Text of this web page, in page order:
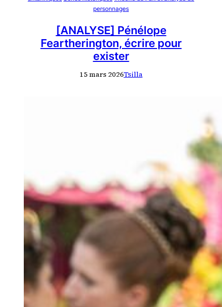
personnages
[ANALYSE] Pénélope
Feartherington, écrire pour
exister
15 mars 2026Tsilla